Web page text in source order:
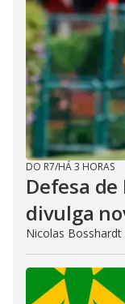
DO R7/HÁ 3 HORAS
Defesa de
divulga
Nicolas